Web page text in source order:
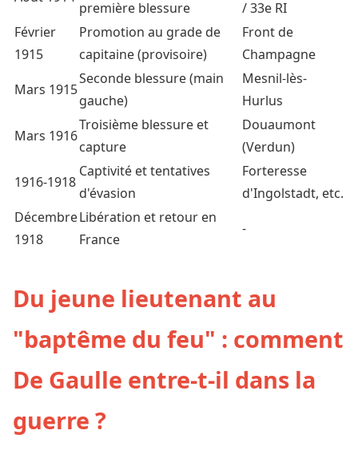
première blessure
/ 33e RI
Février
1915
Promotion au grade de
capitaine (provisoire)
Front de
Champagne
Mars 1915
Seconde blessure (main
gauche)
Mesnil-lès-
Hurlus
Mars 1916
Troisième blessure et
capture
Douaumont
(Verdun)
1916-1918
Captivité et tentatives
d'évasion
Forteresse
d'Ingolstadt, etc.
Décembre
1918
Libération et retour en
France
-
Du jeune lieutenant au
"baptême du feu" : comment
De Gaulle entre-t-il dans la
guerre ?